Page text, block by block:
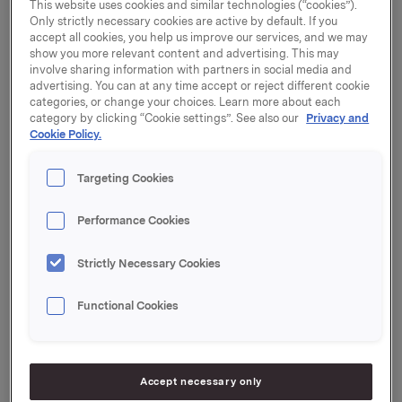
Orkla ASA förlänger sitt offentliga köpeanbud på
Chips Abp
Orkla ASA:s ("Orkla") offentliga köpeanbud
("Anbudet") på samtliga aktier i Chips Abp ("Chips"),
som ursprungligen var avsett att löpa ut 28.1.2005 kl.
18.2.2005, förlängs med stöd av Anbudets villkor
Företagsförvärvet behandlas av Europeiska
kommissionen med stöd av EG:s
koncentrationsförordning. I syfte att försnabba
processen har Orkla till kommissionen givit ett
åtagande att avstå från ett
en mycket begränsad andel av Chips omsättning
This website uses cookies and similar technologies (“cookies”).
Only strictly necessary cookies are active by default. If you
accept all cookies, you help us improve our services, and we may
show you more relevant content and advertising. This may
involve sharing information with partners in social media and
advertising. You can at any time accept or reject different cookie
categories, or change your choices. Learn more about each
category by clicking “Cookie settings”. See also our Privacy and
Cookie Policy.
Targeting Cookies
Performance Cookies
Strictly Necessary Cookies
Functional Cookies
Accept necessary only